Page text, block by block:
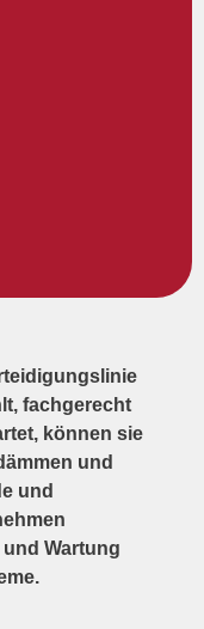
fachgerecht
können sie
und
und
Wartung